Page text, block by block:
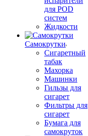
для POD
систем
Жидкости
Самокрутки
Сигаретный
табак
Махорка
Машинки
Гильзы для
сигарет
Фильтры для
сигарет
Бумага для
самокруток